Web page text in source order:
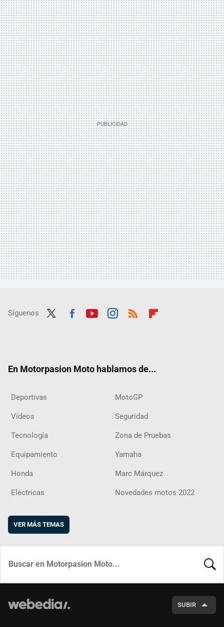
Síguenos
En Motorpasion Moto hablamos de...
Deportivas MotoGP
Vídeos Seguridad
Tecnología Zona de Pruebas
Equipamiento Yamaha
Honda Marc Márquez
Eléctricas Novedades motos 2022
VER MÁS TEMAS
SUBIR